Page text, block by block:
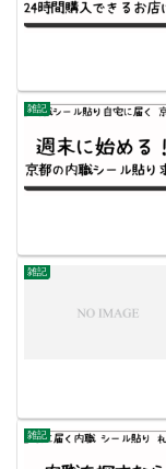
雑記
雑記
雑記